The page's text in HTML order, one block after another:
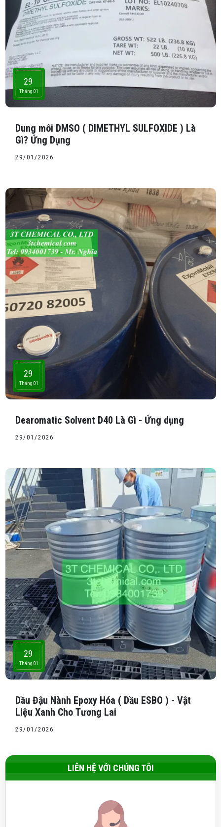
29
Tháng 01
Dung môi DMSO ( DIMETHYL SULFOXIDE ) Là
Gì? Ứng Dụng
29/01/2026
29
Tháng 01
Dearomatic Solvent D40 Là Gì - Ứng dụng
29/01/2026
29
Tháng 01
Dầu Đậu Nành Epoxy Hóa ( Dầu ESBO ) - Vật
Liệu Xanh Cho Tương Lai
29/01/2026
LIÊN HỆ VỚI CHÚNG TÔI